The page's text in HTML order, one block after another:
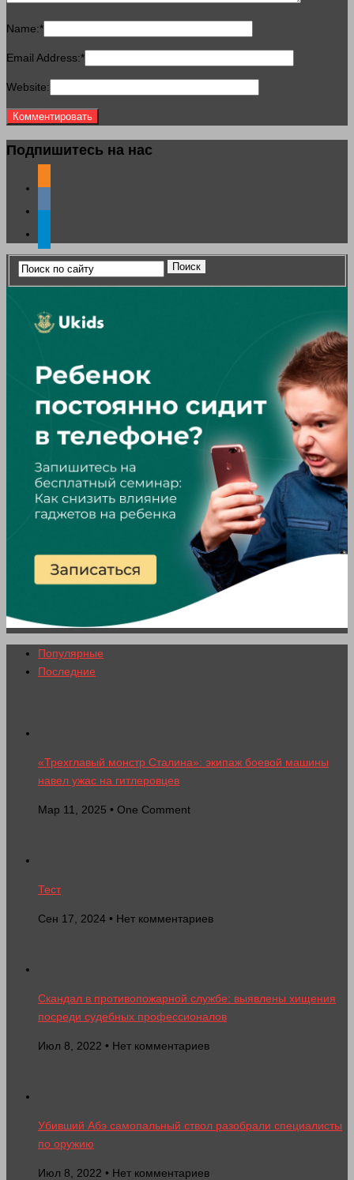
Name:*
Email Address:*
Website:
Подпишитесь на нас
Популярные
Последние
«Трехглавый монстр Сталина»: экипаж боевой машины
навел ужас на гитлеровцев
Мар 11, 2025 • One Comment
Тест
Сен 17, 2024 • Нет комментариев
Скандал в противопожарной службе: выявлены хищения
посреди судебных профессионалов
Июл 8, 2022 • Нет комментариев
Убивший Абэ самопальный ствол разобрали специалисты
по оружию
Июл 8, 2022 • Нет комментариев